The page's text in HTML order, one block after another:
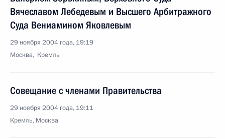
Вячеславом Лебедевым и Высшего Арбитражного
Суда Вениамином Яковлевым
29 ноября 2004 года, 19:19
Москва, Кремль
Совещание с членами Правительства
29 ноября 2004 года, 19:11
Кремль, Москва